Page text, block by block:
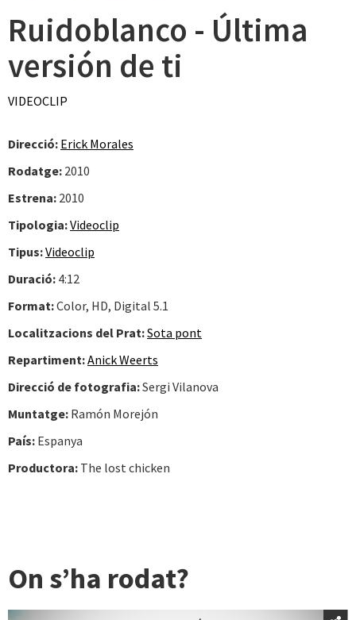
Ruidoblanco - Última
versión de ti
VIDEOCLIP
Direcció: Erick Morales
Rodatge: 2010
Estrena: 2010
Tipologia:Videoclip
Tipus:Videoclip
Duració: 4:12
Format:Color, HD, Digital 5.1
Localitzacions del Prat:Sota pont
Repartiment:Anick Weerts
Direcció de fotografia:Sergi Vilanova
Muntatge: Ramón Morejón
País: Espanya
Productora: The lost chicken
On s’ha rodat?